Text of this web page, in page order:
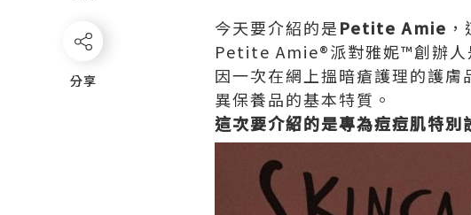
分享
今天要介紹的是Petite Amie ，
Petite Amie®派對雅妮™創辦人
因一次在網上搵暗瘡護理的護
異保養品的基本特質。
這次要介紹的是專為痘痘肌特
分享